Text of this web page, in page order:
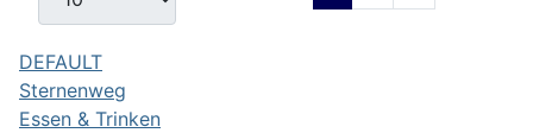
DEFAULT
Sternenweg
Essen & Trinken